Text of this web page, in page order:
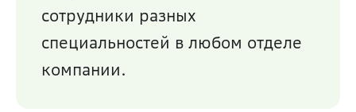
сотрудники разных
специальностей в любом отделе
компании.